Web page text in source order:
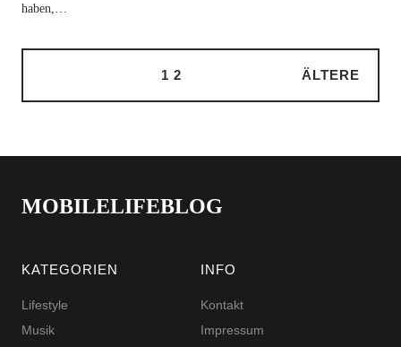
haben,…
1 2 ÄLTERE
MOBILELIFEBLOG
KATEGORIEN
Lifestyle
Musik
INFO
Kontakt
Impressum